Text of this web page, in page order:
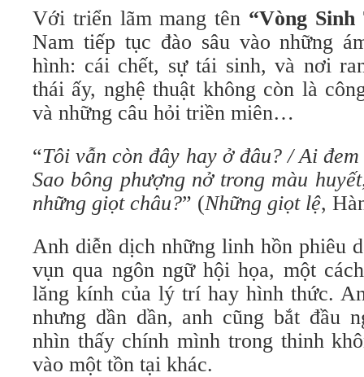
Với triển lãm mang tên “Vòng Sinh
Nam tiếp tục đào sâu vào những
hình: cái chết, sự tái sinh, và nơi
thái ấy, nghệ thuật không còn là
và những câu hỏi triền miên…
“Tôi vẫn còn đây hay ở đâu?/Ai
Sao bông phượng nở trong màu
những giọt châu?” (Những giọt lệ,
Anh diễn dịch những linh hồn phiêu
vụn qua ngôn ngữ hội họa, một
lăng kính của lý trí hay hình thức.
nhưng dần dần, anh cũng bắt đầu
nhìn thấy chính mình trong thinh
vào một tồn tại khác.